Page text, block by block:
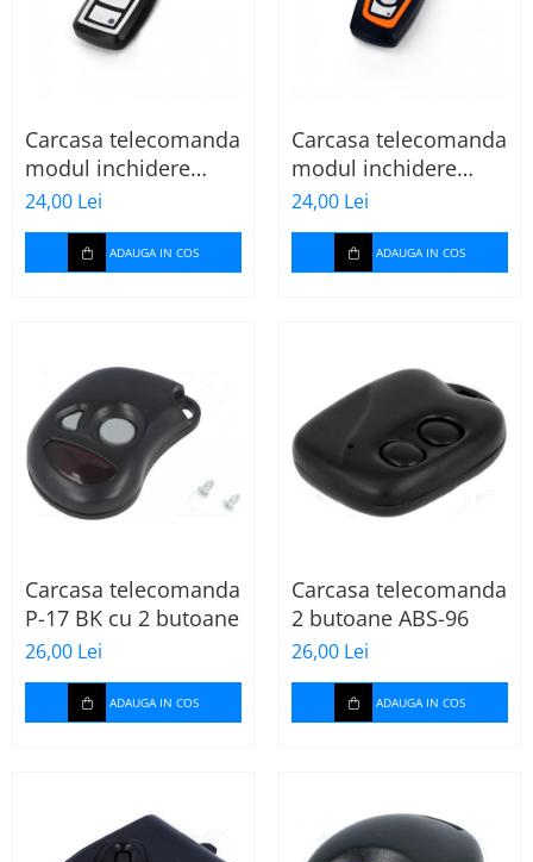
Carcasa telecomanda
modul inchidere
centralizata GCC-005
24,00 Lei
ADAUGA IN COS
Carcasa telecomanda
modul inchidere
centralizata GCC-006
24,00 Lei
ADAUGA IN COS
Carcasa telecomanda
P-17 BK cu 2 butoane
26,00 Lei
ADAUGA IN COS
Carcasa telecomanda
2 butoane ABS-96
26,00 Lei
ADAUGA IN COS